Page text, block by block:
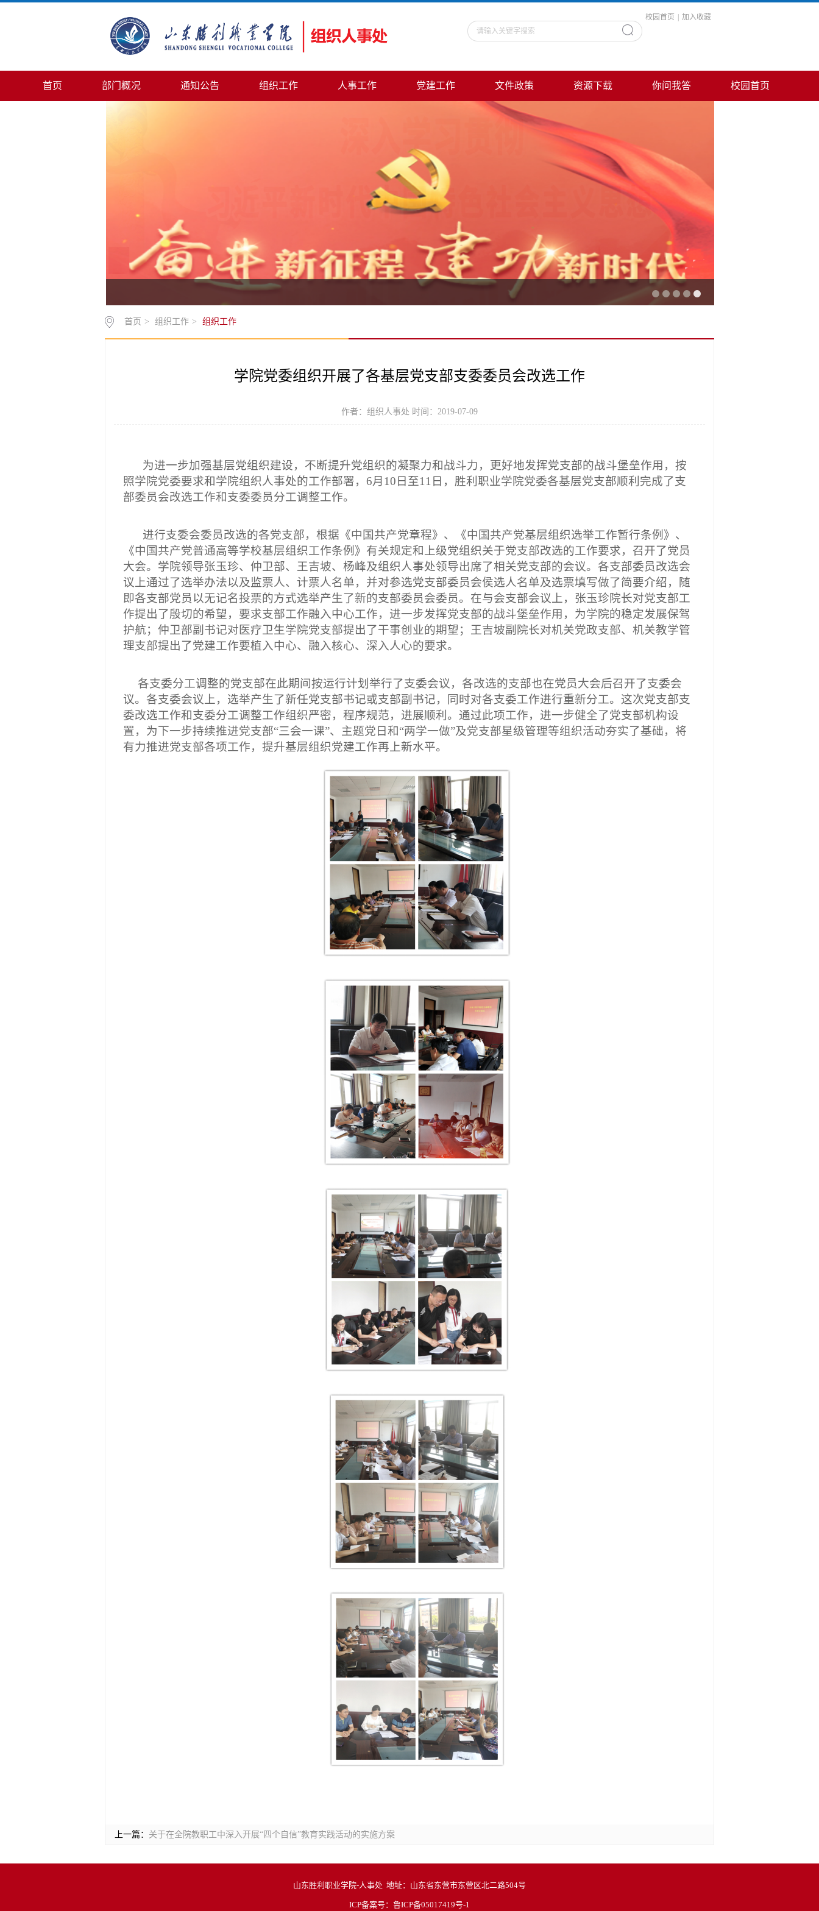
校园首页 加入收藏
首页 部门概况 通知公告 组织工作 人事工作 党建工作 文件政策 资源下载 你问我答 校园首页
首页 > 组织工作 > 组织工作
学院党委组织开展了各基层党支部支委委员会改选工作
作者：组织人事处 时间：2019-07-09
为进一步加强基层党组织建设，不断提升党组织的凝聚力和战斗力，更好地发挥党支部的战斗堡垒作用，按
照学院党委要求和学院组织人事处的工作部署， 6月10日至11日，胜利职业学院党委各基层党支部顺利完成了支
部委员会改选工作和支委委员分工调整工作。
进行支委会委员改选的各党支部， 根据《中国共产党章程》、《中国共产党基层组织选举工作暂行条例》、
《中国共产党普通高等学校基层组织工作条例》有关规定和上级党组织关于党支部改选的工作要求，召开了党员
大会。学院领导张玉珍、仲卫部、王吉坡、杨峰及组织人事处领导出席了相关党支部的会议。各支部委员改选会
议上通过了选举办法以及监票人、计票人名单，并对参选党支部委员会侯选人名单及选票填写做了简要介绍，随
即各支部党员以无记名投票的方式选举产生了新的支部委员会委员。 在与会支部会议上，张玉珍院长对党支部工
作提出了殷切的希望，要求支部工作融入中心工作，进一步发挥党支部的战斗堡垒作用，为学院的稳定发展保驾
护航；仲卫部副书记对医疗卫生学院党支部提出了干事创业的期望；王吉坡副院长对机关党政支部、机关教学管
理支部提出了党建工作要植入中心、融入核心、深入人心的要求。
各支委分工调整的党支部在此期间按运行计划举行了支委会议，各改选的支部也在党员大会后召开了支委会
议。各支委会议上，选举产生了新任党支部书记或支部副书记，同时对各支委工作进行重新分工。这次党支部支
委改选工作和支委分工调整工作组织严密，程序规范，进展顺利。通过此项工作，进一步健全了党支部机构设
置， 为下一步持续推进党支部“三会一课”、主题党日和“两学一做”及党支部星级管理等组织活动夯实了基础，将
有力推进党支部各项工作，提升基层组织党建工作再上新水平。
上一篇： 关于在全院教职工中深入开展“四个自信”教育实践活动的实施方案
山东胜利职业学院-人事处 地址：山东省东营市东营区北二路504号
ICP备案号： 鲁ICP备05017419号-1